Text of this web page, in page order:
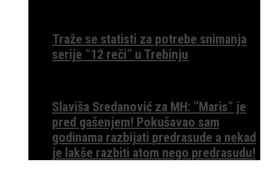
Traže se statisti za potrebe snimanja
serije ”12 reči” u Trebinju
Slaviša Sredanović za MH: ”Maris” je
pred gašenjem! Pokušavao sam
godinama razbijati predrasude a nekad
je lakše razbiti atom nego predrasudu!